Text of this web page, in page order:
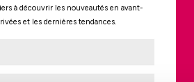
Localisateur de magasins
à découvrir les nouveautés en avant-
et les dernières tendances.